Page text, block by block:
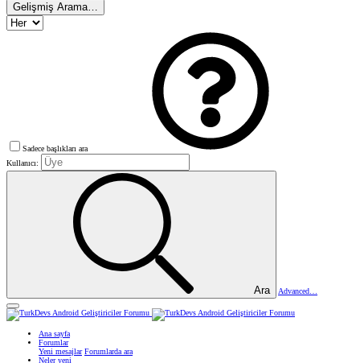
Gelişmiş Arama…
Sadece başlıkları ara
Kullanıcı:
Ara Advanced…
Ana sayfa
Forumlar
Yeni mesajlar Forumlarda ara
Neler yeni